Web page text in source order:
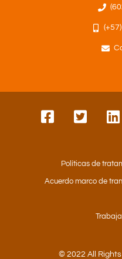
Políticas de
Acuerdo marco de
© 2022 All Rights